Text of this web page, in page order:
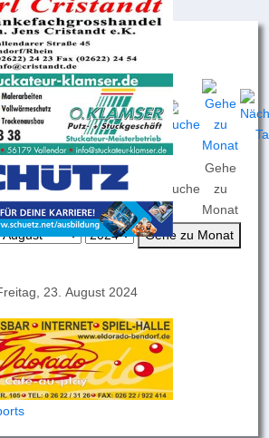
Nach
Jahr
Nach
Monat
Nach
Woche
Heute Suche
Gehe
zu
Monat
Gehe zu Monat
23. August 2024